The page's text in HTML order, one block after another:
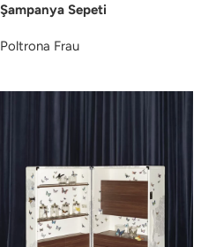
Şampanya Sepeti
Poltrona Frau